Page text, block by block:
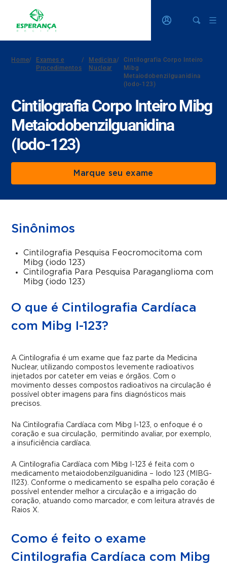
Home/
Exames e
Procedimentos
/
Medicina
Nuclear
/
Cintilografia Corpo Inteiro
Mibg
Metaiodobenzilguanidina
(Iodo-123)
Cintilografia Corpo Inteiro Mibg
Metaiodobenzilguanidina
(Iodo-123)
Marque seu exame
Sinônimos
Cintilografia Pesquisa Feocromocitoma com
Mibg (iodo 123)
Cintilografia Para Pesquisa Paraganglioma com
Mibg (iodo 123)
O que é Cintilografia Cardíaca
com Mibg I-123?
A Cintilografia é um exame que faz parte da Medicina
Nuclear, utilizando compostos levemente radioativos
injetados por cateter em veias e órgãos. Com o
movimento desses compostos radioativos na circulação é
possível obter imagens para fins diagnósticos mais
precisos.
Na Cintilografia Cardíaca com Mibg I-123, o enfoque é o
coração e sua circulação, permitindo avaliar, por exemplo,
a insuficiência cardíaca.
A Cintilografia Cardíaca com Mibg I-123 é feita com o
medicamento metaiodobenzilguanidina – Iodo 123 (MIBG-
I123). Conforme o medicamento se espalha pelo coração é
possível entender melhor a circulação e a irrigação do
coração, atuando como marcador, e com leitura através de
Raios X.
Como é feito o exame
Cintilografia Cardíaca com Mibg